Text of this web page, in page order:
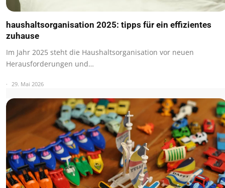
haushaltsorganisation 2025: tipps für ein effizientes
zuhause
Im Jahr 2025 steht die Haushaltsorganisation vor neuen
Herausforderungen und…
29. Mai 2026